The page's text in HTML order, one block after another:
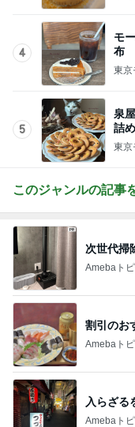
4
モ
布
東京
5
泉
詰
東京
このジャンルの記事
次世代掃
Amebaト
割引のお
Amebaト
入らざる
Amebaト